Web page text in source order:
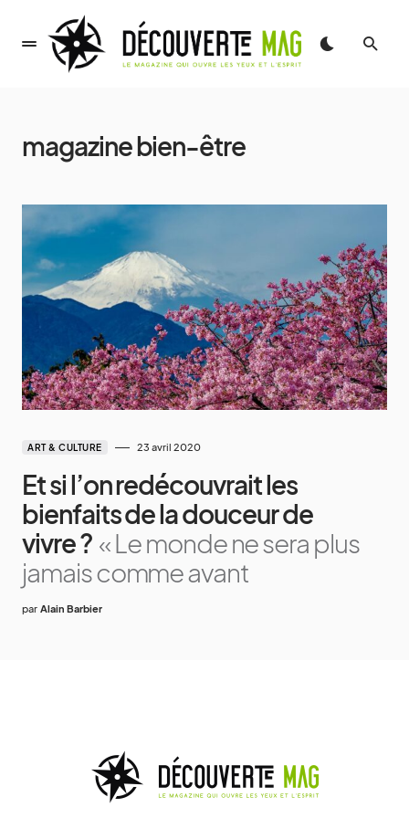
magazine bien-être
ART & CULTURE 23 avril 2020
Et si l’on redécouvrait les
bienfaits de la douceur de
vivre ? « Le monde ne sera plus
jamais comme avant
par Alain Barbier